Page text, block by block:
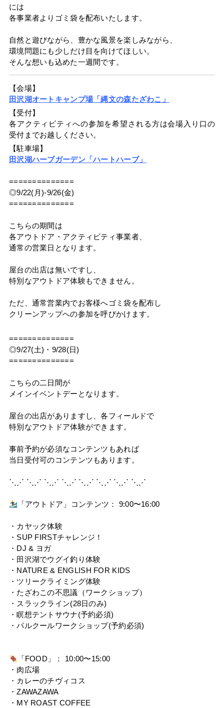
には
各事業者よりゴミ袋を配布いたします。
自然と遊びながら、豊かな風景を楽しみながら、
環境問題にも少しだけ目を向けてほしい。
そんな想いも込めた一週間です。
【会場】
田沢湖オートキャンプ場「縄文の森たざわこ」
【受付】
各アクティビティへの参加を希望される方は会場入り口の
受付までお越しください。
【駐車場】
田沢湖ハーブガーデン「ハートハーブ」
==============
◎9/22(月)-9/26(金)
==============
こちらの期間は
各アウトドア・アクティビティ事業者、
通常の営業日となります。
屋台の出店は無いですし、
特別なアウトドア体験もできません。
ただ、通常営業内でお客様へゴミ袋を配布し
クリーンアップへの参加を呼びかけます。
==============
◎9/27(土)・9/28(日)
==============
こちらの二日間が
メインイベントデーとなります。
屋台の出店がありますし、各フィールドで
特別なアウトドア体験ができます。
事前予約が必須なコンテンツもあれば
当日受付可のコンテンツもあります。
⋱⋰ ⋱⋰ ⋱⋰ ⋱⋰ ⋱⋰ ⋱⋰ ⋱⋰ ⋱⋰
「アウトドア」コンテンツ： 9:00〜16:00
・カヤック体験
・SUP FIRSTチャレンジ！
・DJ & ヨガ
・田沢湖でウグイ釣り体験
・NATURE & ENGLISH FOR KIDS
・ツリークライミング体験
・たざわこの不思議（ワークショップ）
・スラックライン(28日のみ)
・瞑想テントサウナ(予約必須)
・パルクールワークショップ(予約必須)
「FOOD」： 10:00〜15:00
・肉広場
・カレーのチヴィコス
・ZAWAZAWA
・MY ROAST COFFEE